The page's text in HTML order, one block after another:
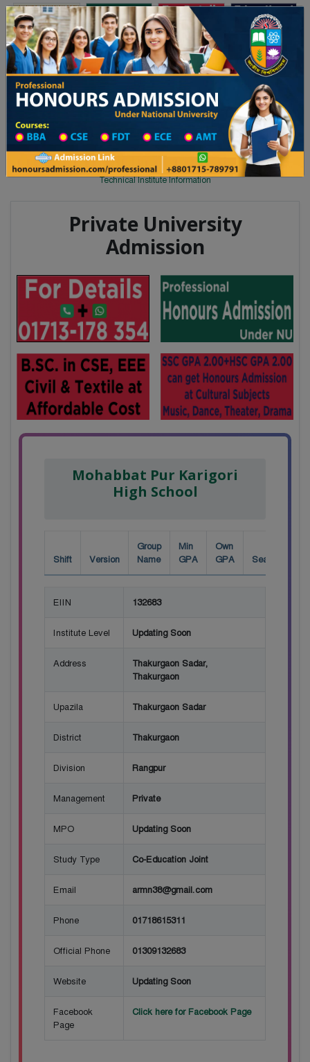
Toggle navigation অনার্স ভর্তি প্রফেশনাল অনার্স
Updates
২০২৫-২৬ শিক্ষাবর্ষের ১ম বর্ষের ভর্তি আবেদন বিজ্ঞপ্তি ঢাকা বিশ্ববিদ্যালয় ২০২৫-২৬
Technical Institute in Thakurgaon
Technical Institute List
Technical Institute Information
Private University
Admission
Mohabbat Pur Karigori
High School
Shift Version
Group
Name
Min
GPA
Own
GPA
Seat
EIIN 132683
Institute Level Updating Soon
Address
Thakurgaon Sadar,
Thakurgaon
Upazila Thakurgaon Sadar
District Thakurgaon
Division Rangpur
Management Private
MPO Updating Soon
Study Type Co-Education Joint
Email armn38@gmail.com
Phone 01718615311
Official Phone 01309132683
Website Updating Soon
Facebook
Page
Click here for Facebook Page